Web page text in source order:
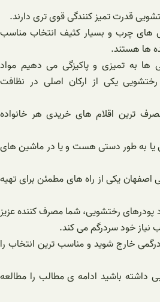
قدرت تمیز کنندگی قوی تری دارند.
های چرب و بسیار کثیف انتخاب مناسب
ها هستند.
ها به تمیزی و پاکیزگی می دهیم مواد
یکی از ارکان اصلی در نظافت
ترین اقلام های خریدی هر خانواده
به طور دستی هست و یا در ماشین های
اصفهان یکی از راه های مطمئن برای تهیه
پودرهای رختشویی، شما مصرف کننده عزیز
نیاز خود سردرگم می کند.
خارج شوید و مناسب ترین انتخاب را
داشته باشید ادامه ی مطالب را مطالعه